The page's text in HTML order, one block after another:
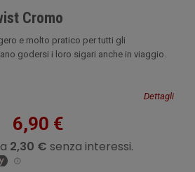
Cromo
e molto pratico per tutti gli
godersi i loro sigari anche in viaggio.
Dettagli
6,90 €